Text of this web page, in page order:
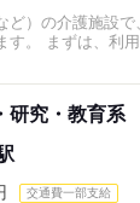
ど）の介護施設
名前を覚
研究・教育系
交通費一部支給